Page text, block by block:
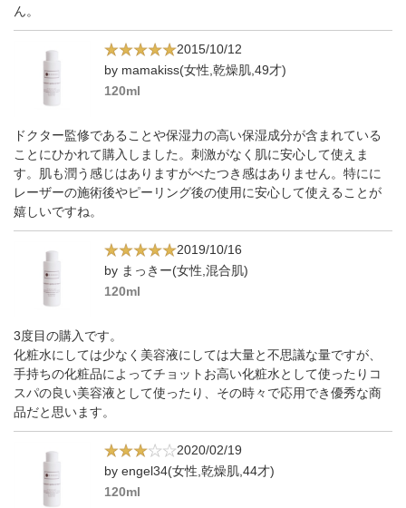
ん。
2015/10/12
by mamakiss(女性,乾燥肌,49才)
120ml
ドクター監修であることや保湿力の高い保湿成分が含まれている
ことにひかれて購入しました。刺激がなく肌に安心して使えま
す。肌も潤う感じはありますがべたつき感はありません。特にに
レーザーの施術後やピーリング後の使用に安心して使えることが
嬉しいですね。
2019/10/16
by まっきー(女性,混合肌)
120ml
3度目の購入です。
化粧水にしては少なく美容液にしては大量と不思議な量ですが、
手持ちの化粧品によってチョットお高い化粧水として使ったりコ
スパの良い美容液として使ったり、その時々で応用でき優秀な商
品だと思います。
2020/02/19
by engel34(女性,乾燥肌,44才)
120ml